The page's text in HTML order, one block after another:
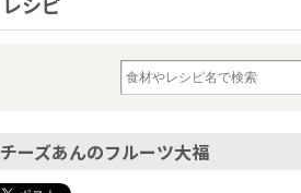
チーズあんのフルーツ大福